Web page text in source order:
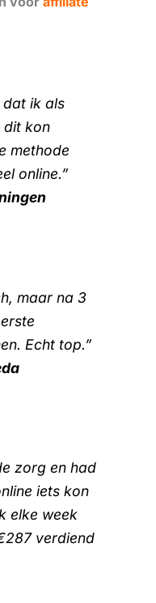
dat ik als
dit kon
methode
online.”
maar na 3
Echt top.”
zorg en had
iets kon
elke week
verdiend